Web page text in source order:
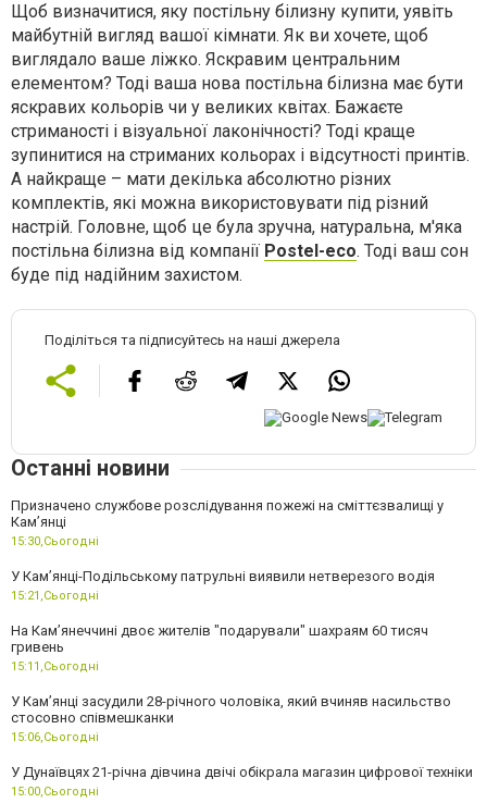
Щоб визначитися, яку постільну білизну купити, уявіть
майбутній вигляд вашої кімнати. Як ви хочете, щоб
виглядало ваше ліжко. Яскравим центральним
елементом? Тоді ваша нова постільна білизна має бути
яскравих кольорів чи у великих квітах. Бажаєте
стриманості і візуальної лаконічності? Тоді краще
зупинитися на стриманих кольорах і відсутності принтів.
А найкраще – мати декілька абсолютно різних
комплектів, які можна використовувати під різний
настрій. Головне, щоб це була зручна, натуральна, м'яка
постільна білизна від компанії Postel-eco. Тоді ваш сон
буде під надійним захистом.
Поділіться та підписуйтесь на наші джерела
Останні новини
Призначено службове розслідування пожежі на сміттєзвалищі у
Кам’янці
15:30,Сьогодні
У Кам’янці-Подільському патрульні виявили нетверезого водія
15:21,Сьогодні
На Камʼянеччині двоє жителів "подарували" шахраям 60 тисяч
гривень
15:11,Сьогодні
У Камʼянці засудили 28-річного чоловіка, який вчиняв насильство
стосовно співмешканки
15:06,Сьогодні
У Дунаївцях 21-річна дівчина двічі обікрала магазин цифрової техніки
15:00,Сьогодні